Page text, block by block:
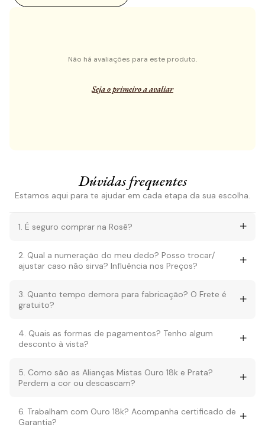
Não há avaliações para este produto.
Seja o primeiro a avaliar
Dúvidas frequentes
Estamos aqui para te ajudar em cada etapa da sua escolha.
1. É seguro comprar na Rosê?
2. Qual a numeração do meu dedo? Posso trocar/
ajustar caso não sirva? Influência nos Preços?
3. Quanto tempo demora para fabricação? O Frete é
gratuito?
4. Quais as formas de pagamentos? Tenho algum
desconto à vista?
5. Como são as Alianças Mistas Ouro 18k e Prata?
Perdem a cor ou descascam?
6. Trabalham com Ouro 18k? Acompanha certificado de
Garantia?